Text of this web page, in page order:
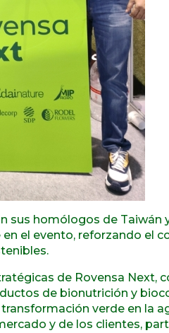
sus homólogos de Taiwán
el evento, reforzando el
de Rovensa Next,
de bionutrición y
verde en la
y de los clientes,